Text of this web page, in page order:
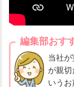
編集部おす
当社
が親
いうお